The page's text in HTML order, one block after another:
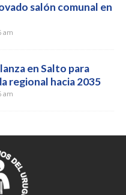
salón comunal en
am
en Salto para
regional hacia 2035
am